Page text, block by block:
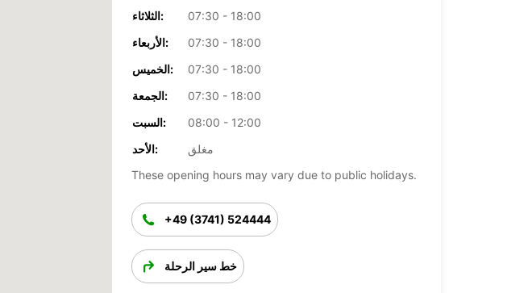
الثلاثاء:
07:30 - 18:00
الأربعاء:
07:30 - 18:00
الخميس:
07:30 - 18:00
الجمعة:
07:30 - 18:00
السبت:
08:00 - 12:00
الأحد:
مغلق
These opening hours may vary due to public holidays.
+49 (3741) 524444
خط سير الرحلة